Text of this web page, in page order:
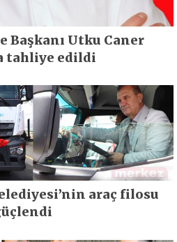
Başkanı Utku Caner
tahliye edildi
araç filosu